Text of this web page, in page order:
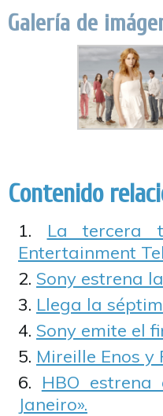
Galería de
Contenido
La tercera
Entertainment
Sony estrena
Llega la
Sony emite el
Mireille Enos y
HBO
Janeiro».